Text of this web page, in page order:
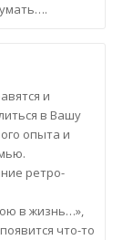
и
в Вашу
опыта и
ретро-
в жизнь…»,
что-то